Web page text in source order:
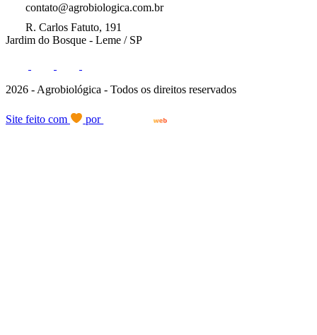
contato@agrobiologica.com.br
R. Carlos Fatuto, 191
Jardim do Bosque - Leme / SP
2026 - Agrobiológica - Todos os direitos reservados
Site feito com por